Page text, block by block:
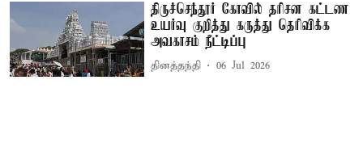
திருச்செந்தூர் கோவில் தரிசன கட்டண
உயர்வு குறித்து கருத்து தெரிவிக்க
அவகாசம் நீட்டிப்பு
தினத்தந்தி 06 Jul 2026